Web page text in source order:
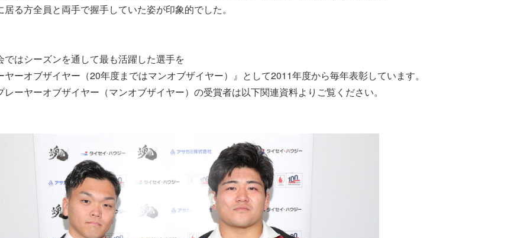
居る方全員と両手で握手していた姿が印象的でした。
ではシーズンを通して最も活躍した選手を
ヤーオブザイヤー（20年度まではマンオブザイヤー）』として2011年度から毎年表彰しています。
レーヤーオブザイヤー（マンオブザイヤー）の受賞者は以下関連資料よりご覧ください。